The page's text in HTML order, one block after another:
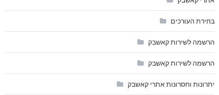
בחירת העורכים
הרשמה לשירות קאשבק
הרשמה לשירות קאשבק
יתרונות וחסרונות אתרי קאשבק